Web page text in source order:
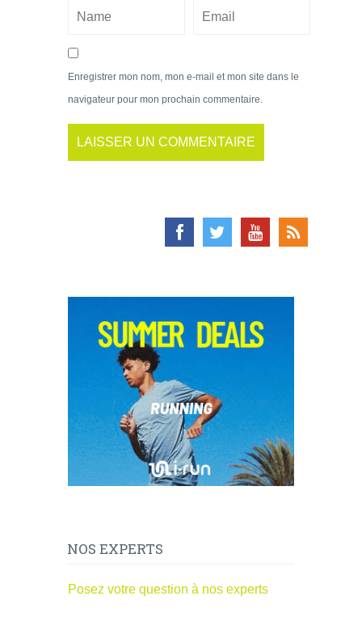
Enregistrer mon nom, mon e-mail et mon site dans le
navigateur pour mon prochain commentaire.
NOS EXPERTS
Posez votre question à nos experts